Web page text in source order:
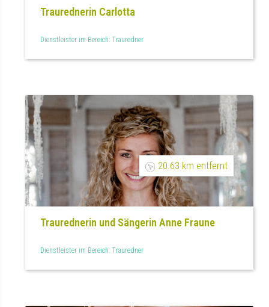
Traurednerin Carlotta
Dienstleister im Bereich: Trauredner
20.63 km entfernt
Traurednerin und Sängerin Anne Fraune
Dienstleister im Bereich: Trauredner